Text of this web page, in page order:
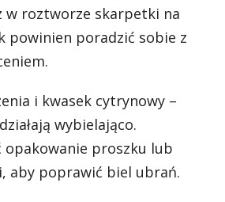
w roztworze skarpetki na
powinien poradzić sobie z
i kwasek cytrynowy –
wybielająco.
opakowanie proszku lub
aby poprawić biel ubrań.